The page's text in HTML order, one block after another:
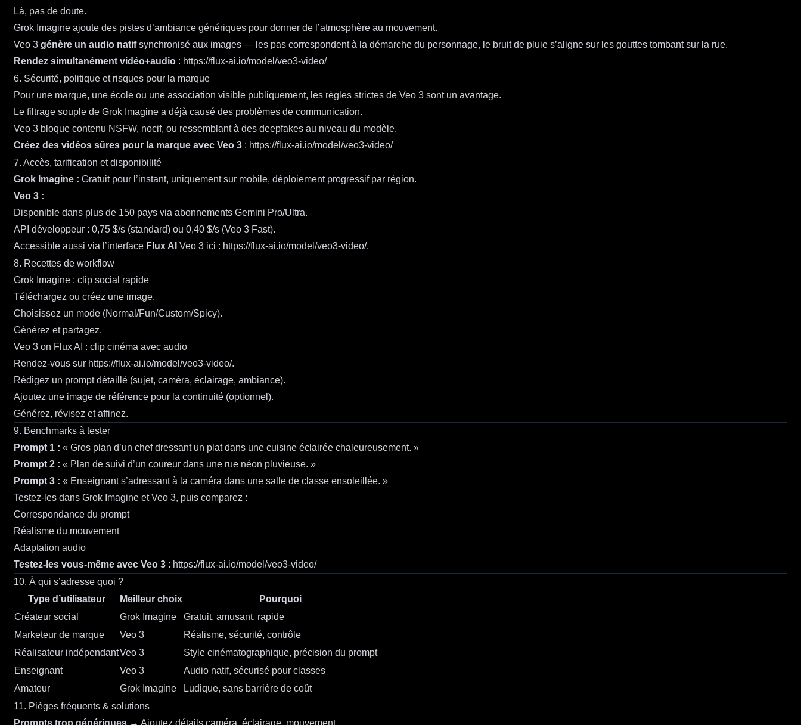
Là, pas de doute.
Grok Imagine ajoute des pistes d’ambiance génériques pour donner de l’atmosphère au mouvement.
Veo 3 génère un audio natifsynchronisé aux images — les pas correspondent à la démarche du personnage, le bruit de pluie s’aligne sur les gouttes tombant sur la rue.
Rendez simultanément vidéo+audio : https://flux-ai.io/model/veo3-video/
6. Sécurité, politique et risques pour la marque
Pour une marque, une école ou une association visible publiquement, les règles strictes de Veo 3 sont un avantage.
Le filtrage souple de Grok Imagine a déjà causé des problèmes de communication.
Veo 3 bloque contenu NSFW, nocif, ou ressemblant à des deepfakes au niveau du modèle.
Créez des vidéos sûres pour la marque avec Veo 3 : https://flux-ai.io/model/veo3-video/
7. Accès, tarification et disponibilité
Grok Imagine : Gratuit pour l’instant, uniquement sur mobile, déploiement progressif par région.
Veo 3 :
Disponible dans plus de 150 pays via abonnements Gemini Pro/Ultra.
API développeur : 0,75 $/s (standard) ou 0,40 $/s (Veo 3 Fast).
Accessible aussi via l’interface Flux AI Veo 3 ici : https://flux-ai.io/model/veo3-video/.
8. Recettes de workflow
Grok Imagine : clip social rapide
Téléchargez ou créez une image.
Choisissez un mode (Normal/Fun/Custom/Spicy).
Générez et partagez.
Veo 3 on Flux AI : clip cinéma avec audio
Rendez-vous sur https://flux-ai.io/model/veo3-video/.
Rédigez un prompt détaillé (sujet, caméra, éclairage, ambiance).
Ajoutez une image de référence pour la continuité (optionnel).
Générez, révisez et affinez.
9. Benchmarks à tester
Prompt 1 : « Gros plan d’un chef dressant un plat dans une cuisine éclairée chaleureusement. »
Prompt 2 : « Plan de suivi d’un coureur dans une rue néon pluvieuse. »
Prompt 3 : « Enseignant s’adressant à la caméra dans une salle de classe ensoleillée. »
Testez-les dans Grok Imagine et Veo 3, puis comparez :
Correspondance du prompt
Réalisme du mouvement
Adaptation audio
Testez-les vous-même avec Veo 3 : https://flux-ai.io/model/veo3-video/
10. À qui s’adresse quoi ?
Type d’utilisateur
Meilleur choix
Pourquoi
Créateur social
Grok Imagine
Gratuit, amusant, rapide
Marketeur de marque
Veo 3
Réalisme, sécurité, contrôle
Réalisateur indépendantVeo 3
Style cinématographique, précision du prompt
Enseignant
Veo 3
Audio natif, sécurisé pour classes
Amateur
Grok Imagine
Ludique, sans barrière de coût
11. Pièges fréquents & solutions
Prompts trop génériques → Ajoutez détails caméra, éclairage, mouvement.